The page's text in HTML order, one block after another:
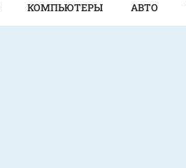
КОМПЬЮТЕРЫ АВТО